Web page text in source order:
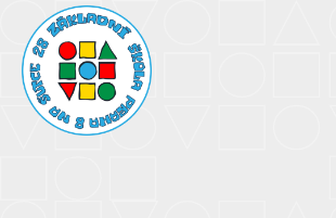
Přeskočit
obsah
Přeskočit
obsah